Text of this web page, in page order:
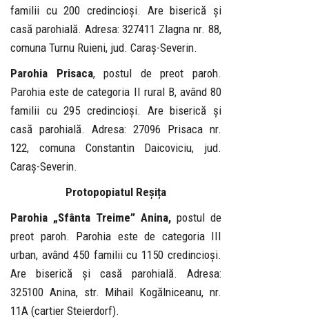
familii cu 200 credincioși. Are biserică și
casă parohială. Adresa: 327411 Zlagna nr. 88,
comuna Turnu Ruieni, jud. Caraș-Severin.
Parohia Prisaca, postul de preot paroh.
Parohia este de categoria II rural B, având 80
familii cu 295 credincioși. Are biserică și
casă parohială. Adresa: 27096 Prisaca nr.
122, comuna Constantin Daicoviciu, jud.
Caraș-Severin.
Protopopiatul Reșița
Parohia „Sfânta Treime” Anina, postul de
preot paroh. Parohia este de categoria III
urban, având 450 familii cu 1150 credincioși.
Are biserică și casă parohială. Adresa:
325100 Anina, str. Mihail Kogălniceanu, nr.
11A (cartier Steierdorf).